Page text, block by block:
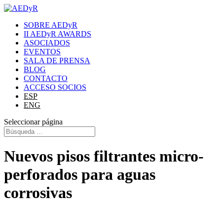
SOBRE AEDyR
II AEDyR AWARDS
ASOCIADOS
EVENTOS
SALA DE PRENSA
BLOG
CONTACTO
ACCESO SOCIOS
ESP
ENG
Seleccionar página
Nuevos pisos filtrantes micro-
perforados para aguas
corrosivas